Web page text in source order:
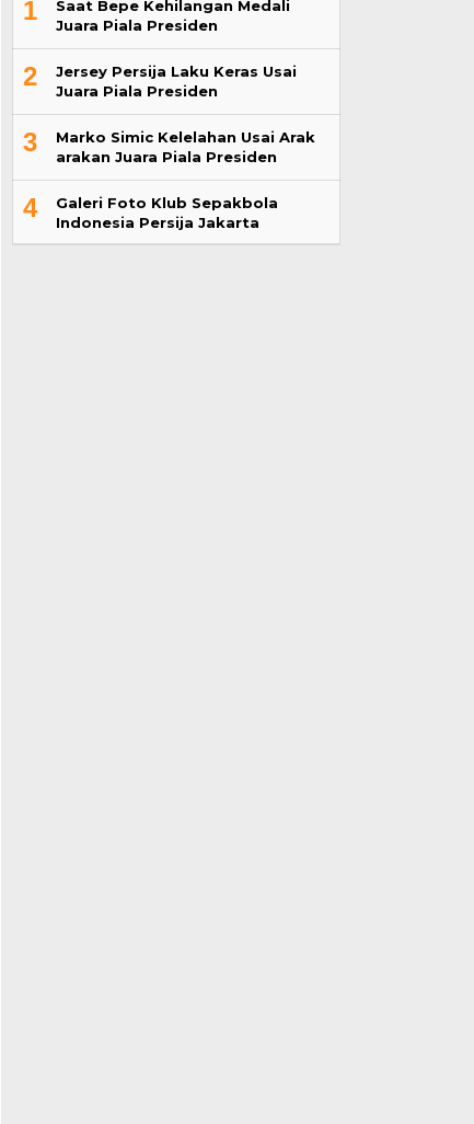
1
Saat Bepe Kehilangan Medali
Juara Piala Presiden
2
Jersey Persija Laku Keras Usai
Juara Piala Presiden
3
Marko Simic Kelelahan Usai Arak
arakan Juara Piala Presiden
4
Galeri Foto Klub Sepakbola
Indonesia Persija Jakarta